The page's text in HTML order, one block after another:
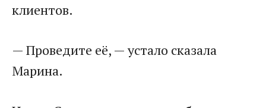
клиентов.
— Проведите её, — устало сказала
Марина.